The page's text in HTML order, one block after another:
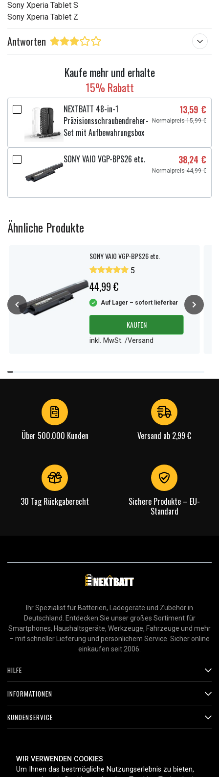
Sony Xperia Tablet S
Sony Xperia Tablet Z
Antworten
Kaufe mehr und erhalte
15% Rabatt
NEXTBATT 48-in-1
Präzisionsschraubendreher-
Set mit Aufbewahrungsbox
13,59 €
Normalpreis 15,99 €
SONY VAIO VGP-BPS26 etc. 38,24 €
Normalpreis 44,99 €
Ähnliche Produkte
SONY VAIO VGP-BPS26 etc.
5
44,99 €
Auf Lager – sofort lieferbar
KAUFEN
inkl. MwSt. /Versand
Item
1
Über 500.000 Kunden Versand ab 2,99 €
30 Tag Rückgaberecht
Sichere Produkte – EU-
Standard
Ihr Spezialist für Batterien, Ladegeräte und Zubehör in
Deutschland. Entdecken Sie unser großes Sortiment für
Smartphones, Haushaltsgeräte, Werkzeuge, Fahrzeuge und mehr
– mit schneller Lieferung und persönlichem Service. Sicher online
einkaufen seit 2006.
HILFE
INFORMATIONEN
KUNDENSERVICE
ZAHLUNGSMETHODEN
WIR VERWENDEN COOKIES
Um Ihnen das bestmögliche Nutzungserlebnis zu bieten,